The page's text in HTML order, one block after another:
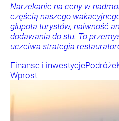
Narzekanie na ceny w
częścią naszego
głupota turystów, naiwność
dodawania do stu. To
uczciwa strategia
Finanse i inwestycjePodróże
Wprost